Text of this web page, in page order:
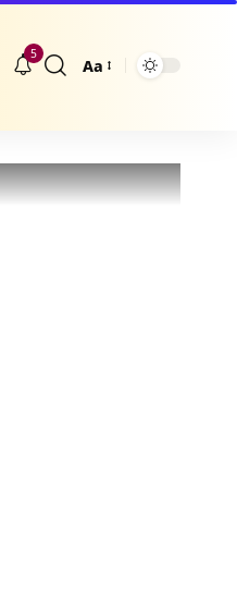
5
Größenänderung
Aa